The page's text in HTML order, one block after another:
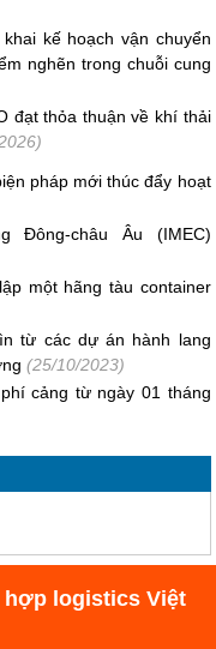
kế hoạch vận chuyển
nghẽn trong chuỗi cung
đạt thỏa thuận về khí thải
pháp mới thúc đẩy hoạt
Đông-châu Âu (IMEC)
một hãng tàu container
từ các dự án hành lang
(25/10/2023)
cảng từ ngày 01 tháng
logistics Việt